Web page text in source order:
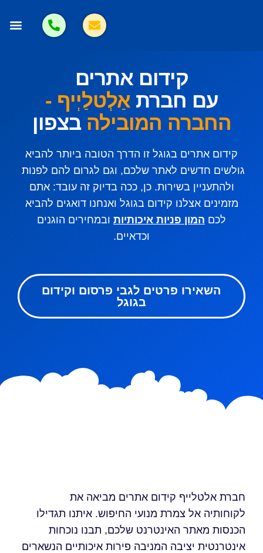
קידום אתרים
עם חברתאַלְטלַיְיף -
החברה המובילה בצפון
קידום אתרים בגוגל זו הדרך הטובה ביותר להביא
גולשים חדשים לאתר שלכם, וגם לגרום להם לפנות
ולהתעניין בשירות. כן, ככה בדיוק זה עובד: אתם
מזמינים אצלנו קידום בגוגל ואנחנו דואגים להביא
לכם המון פניות איכותיות ובמחירים הוגנים
וכדאיים.
השאירו פרטים לגבי פרסום וקידום
בגוגל
חברת אלטלייף קידום אתרים מביאה את
לקוחותיה אל צמרת מנועי החיפוש. איתנו תגדילו
הכנסות מאתר האינטרנט שלכם, תבנו נוכחות
אינטרנטית יציבה המניבה פירות איכותיים הנשארים